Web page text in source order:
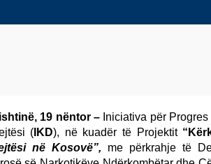
19 nëntor – Iniciativa për Progres
( IKD), në kuadër të Projektit
në Kosovë”, me përkrahje të